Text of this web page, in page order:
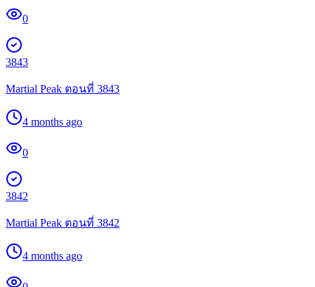
0
3843
Martial Peak ตอนที่ 3843
4 months ago
0
3842
Martial Peak ตอนที่ 3842
4 months ago